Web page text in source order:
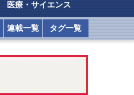
医療・サイエンス
連載一覧 タグ一覧